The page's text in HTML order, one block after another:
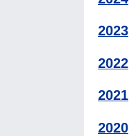
2023
2022
2021
2020